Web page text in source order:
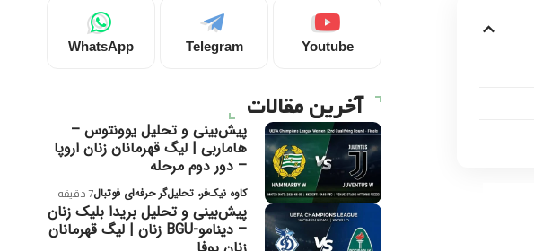
Youtube
Telegram
WhatsApp
آخرین مقالات
پیش‌بینی و تحلیل یوونتوس –
هاماربی | لیگ قهرمانان زنان اروپا
– دور دوم مرحله
کاوه نیک‌فر، تحلیل‌گر حرفه‌ای فوتبال7 دقیقه
پیش‌بینی و تحلیل بریدا بلیک زنان
– دینامو-BGU زنان | لیگ قهرمانان